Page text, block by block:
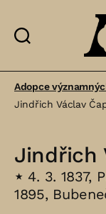
Adopce
Jindřich Václav
Jindřich
⋆ 4. 3. 1837,
1895,